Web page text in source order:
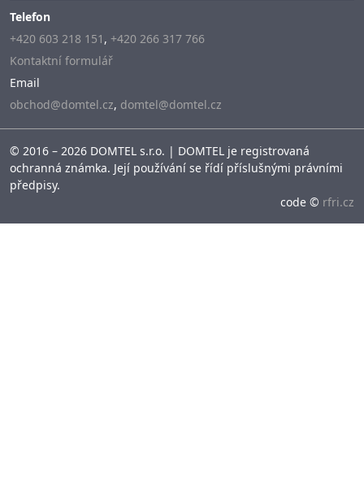
Telefon
+420 603 218 151 , +420 266 317 766
Kontaktní formulář
Email
obchod@domtel.cz, domtel@domtel.cz
© 2016 – 2026 DOMTEL s.r.o. | DOMTEL je registrovaná
ochranná známka. Její používání se řídí příslušnými právními
předpisy.
code © rfri.cz